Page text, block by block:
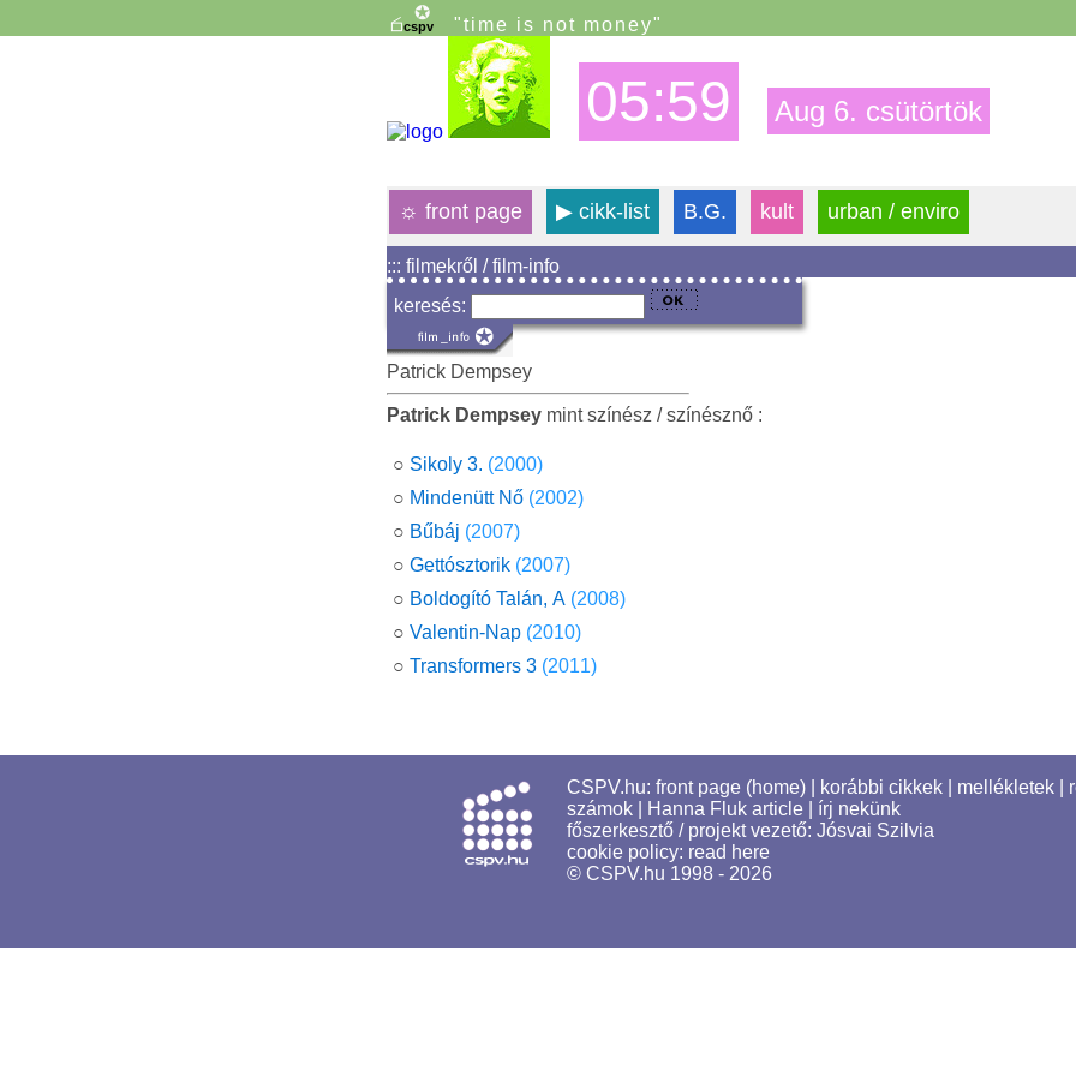
"time is not money"
05:59 Aug 6. csütörtök
☼ front page ▶ cikk-list B.G. kult urban / enviro
::: filmekről / film-info
keresés:
Patrick Dempsey
Patrick Dempsey mint színész / színésznő :
○ Sikoly 3. (2000)
○ Mindenütt Nő (2002)
○ Bűbáj (2007)
○ Gettósztorik (2007)
○ Boldogító Talán, A (2008)
○ Valentin-Nap (2010)
○ Transformers 3 (2011)
CSPV.hu: front page (home) korábbi cikkek mellékletek
számok
Hanna Fluk article
írj nekünk
főszerkesztő / projekt vezető: Jósvai Szilvia
cookie policy: read here
© CSPV.hu 1998 - 2026